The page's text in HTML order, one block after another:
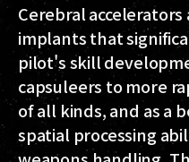
Cerebral
implants that
pilot's skill
capsuleers to more
of all kinds, and as a
spatial processing